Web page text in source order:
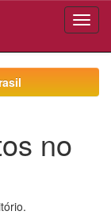
no